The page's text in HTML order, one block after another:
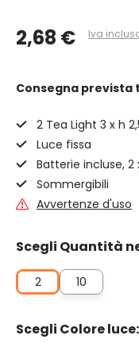
2,68 € Iva
Consegna prevista
2 Tea Light 3 x h
Luce fissa
Batterie incluse, 2
Sommergibili
Avvertenze d'uso
Scegli Quantità
2 10
Scegli Colore luce: